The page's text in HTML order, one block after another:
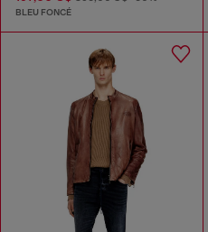
BLEU FONCÉ